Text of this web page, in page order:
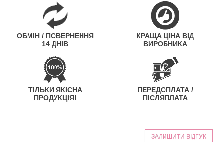
ОБМІН / ПОВЕРНЕННЯ
14 ДНІВ
КРАЩА ЦІНА ВІД
ВИРОБНИКА
ТІЛЬКИ ЯКІСНА
ПРОДУКЦІЯ!
ПЕРЕДОПЛАТА /
ПІСЛЯПЛАТА
ЗАЛИШИТИ ВІДГУК